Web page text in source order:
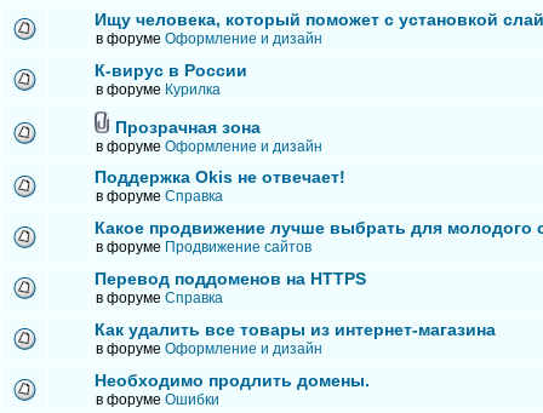
Ищу человека, который поможет с установкой
в форуме Оформление и дизайн
К-вирус в России
в форуме Курилка
Прозрачная зона
в форуме Оформление и дизайн
Поддержка Okis не отвечает!
в форуме Справка
Какое продвижение лучше выбрать для молодого
в форуме Продвижение сайтов
Перевод поддоменов на HTTPS
в форуме Справка
Как удалить все товары из интернет-магазина
в форуме Оформление и дизайн
Необходимо продлить домены.
в форуме Ошибки